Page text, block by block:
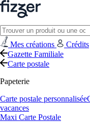
Mes créations
Crédits
Gazette Familiale
Carte postale
Papeterie
Carte postale personnalisée
vacances
Maxi Carte Postale